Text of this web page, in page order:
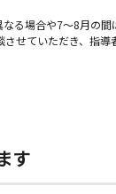
場合や7～8月の間
せていただき、指導
す